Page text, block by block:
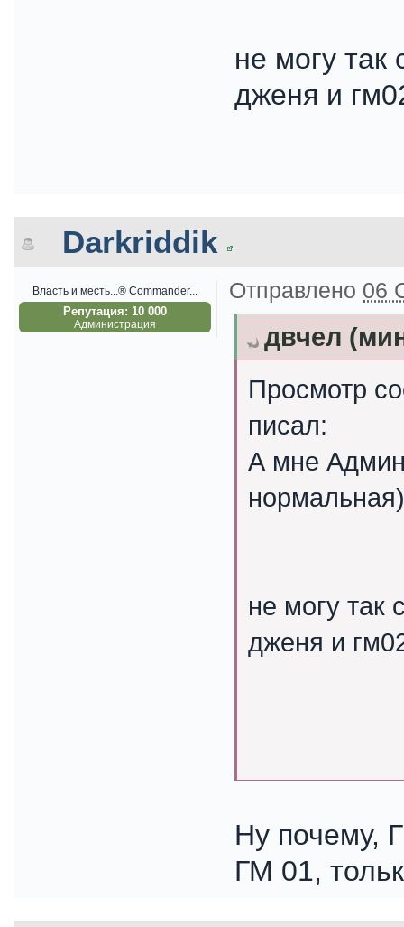
не могу так
дженя и
Darkriddik
Власть и месть...® Commander...
Репутация: 10 000
Администрация
Отправлено 06
двчел
Просмотр
писал:
А мне
нормальная)
не могу так
дженя и
Ну почему,
ГМ 01,